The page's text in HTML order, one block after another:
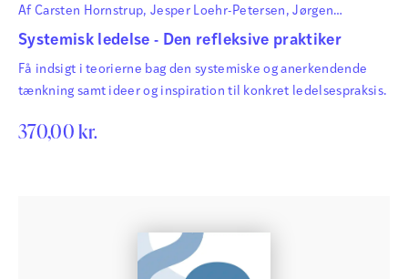
Af Carsten Hornstrup,Jesper Loehr-Petersen ,Jørgen
Gjengedal Madsen
, Thomas Johansen og Thomas Specht
Systemisk ledelse - Den refleksive praktiker
Få indsigt i teorierne bag den systemiske og anerkendende
tænkning samt ideer og inspiration til konkret ledelsespraksis.
370,00kr.